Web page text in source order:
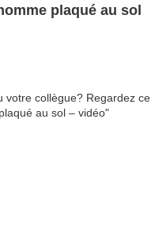
plaqué au sol